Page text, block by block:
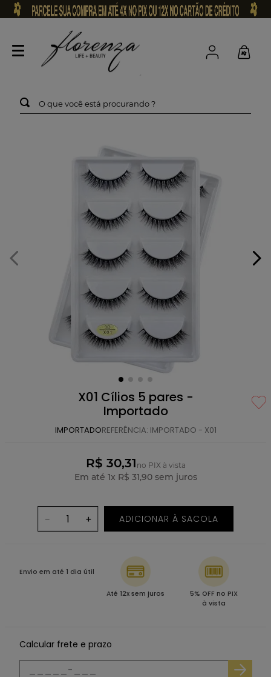
O que você está procurando ?
X01 Cílios 5 pares -
Importado
IMPORTADOREFERÊNCIA: IMPORTADO - X01
R$ 30,31 no PIX à vista
Em até 1x R$ 31,90sem juros
＋
－ ADICIONAR À SACOLA
Envio em até 1 dia útil
Até 12x sem juros
5% OFF no PIX
à vista
Calcular frete e prazo